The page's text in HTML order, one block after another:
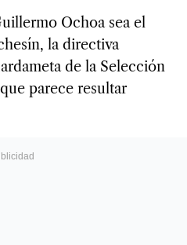
Ochoa sea el
la directiva
de la Selección
parece resultar